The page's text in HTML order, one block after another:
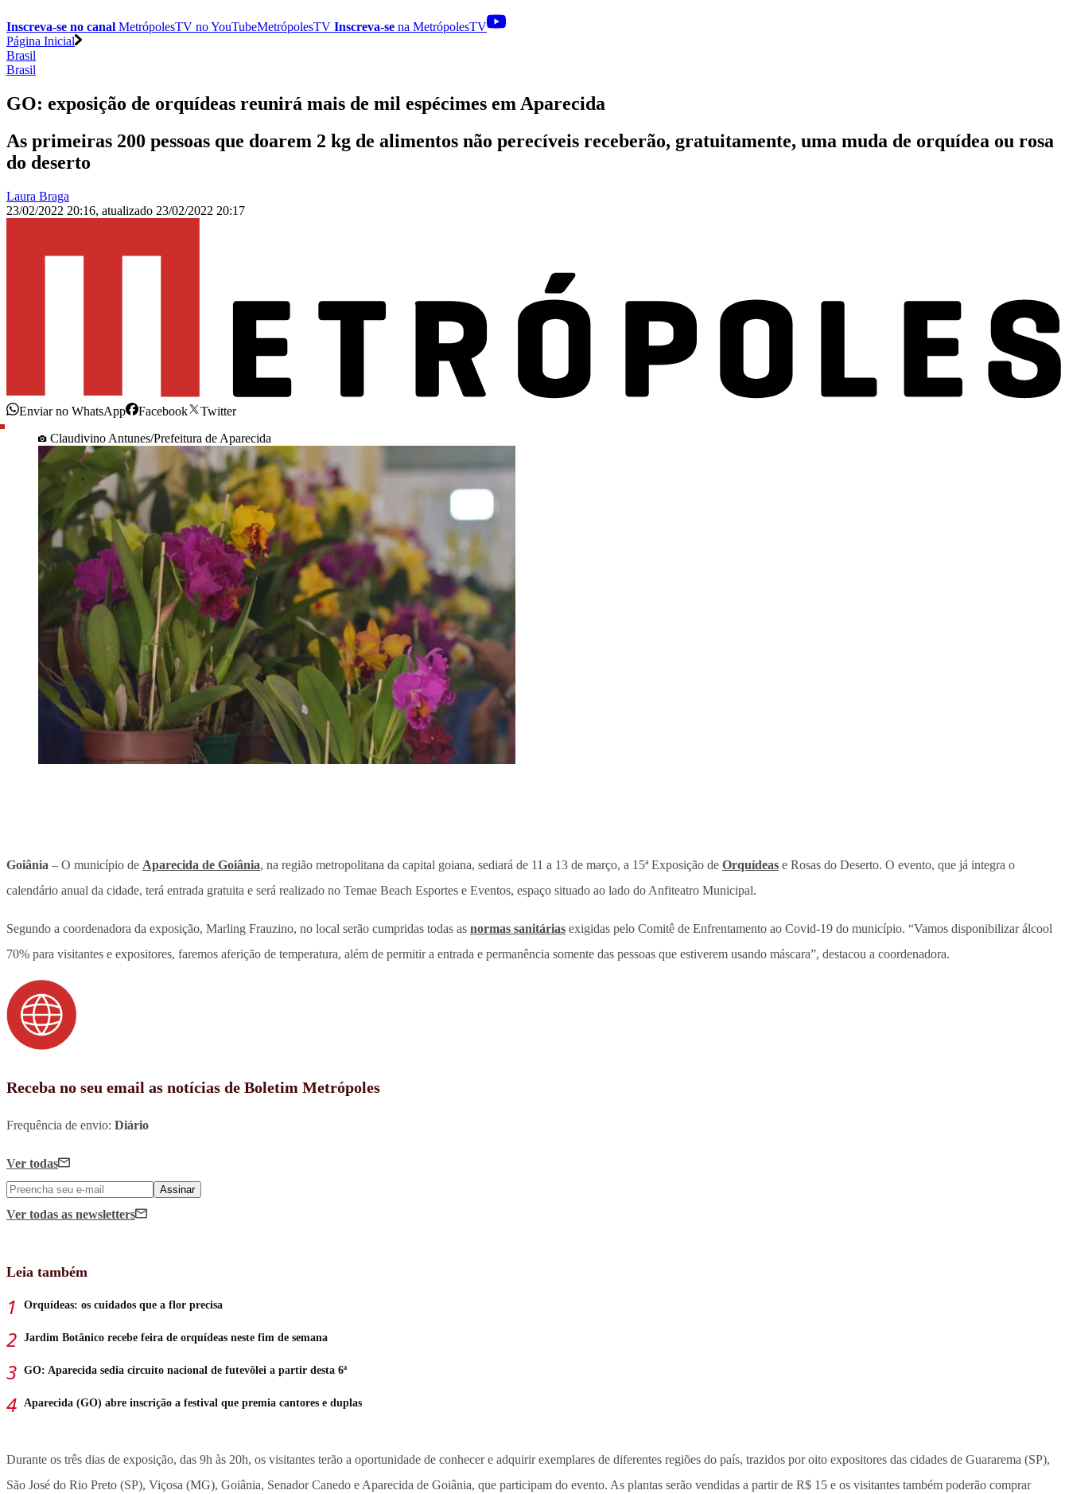
Inscreva-se no canal MetrópolesTV noYouTubeMetrópolesTV Inscreva-se na MetrópolesTV
Página Inicial
Brasil
Brasil
GO: exposição de orquídeas reunirá mais de mil espécimes em Aparecida
As primeiras 200 pessoas que doarem 2 kg de alimentos não perecíveis receberão, gratuitamente, uma muda de orquídea ou rosa
do deserto
Laura Braga
23/02/2022 20:16, atualizado 23/02/2022 20:17
Enviar no WhatsApp Facebook
Twitter
Claudivino Antunes/Prefeitura de Aparecida
Goiânia – O município de Aparecida de Goiânia, na região metropolitana da capital goiana, sediará de 11 a 13 de março, a 15ª Exposição de Orquídeas e Rosas do Deserto. O evento, que já integra o
calendário anual da cidade, terá entrada gratuita e será realizado no Temae Beach Esportes e Eventos, espaço situado ao lado do Anfiteatro Municipal.
Segundo a coordenadora da exposição, Marling Frauzino, no local serão cumpridas todas as normas sanitárias exigidas pelo Comitê de Enfrentamento ao Covid-19 do município. “Vamos disponibilizar álcool
70% para visitantes e expositores, faremos aferição de temperatura, além de permitir a entrada e permanência somente das pessoas que estiverem usando máscara”, destacou a coordenadora.
Receba no seu email as notícias de Boletim Metrópoles
Frequência de envio: Diário
Ver todas
Assinar
Ver todas as newsletters
Leia também
Orquídeas: os cuidados que a flor precisa
Jardim Botânico recebe feira de orquídeas neste fim de semana
GO: Aparecida sedia circuito nacional de futevôlei a partir desta 6ª
Aparecida (GO) abre inscrição a festival que premia cantores e duplas
Durante os três dias de exposição, das 9h às 20h, os visitantes terão a oportunidade de conhecer e adquirir exemplares de diferentes regiões do país, trazidos por oito expositores das cidades de Guararema (SP),
São José do Rio Preto (SP), Viçosa (MG), Goiânia, Senador Canedo e Aparecida de Goiânia, que participam do evento. As plantas serão vendidas a partir de R$ 15 e os visitantes também poderão comprar